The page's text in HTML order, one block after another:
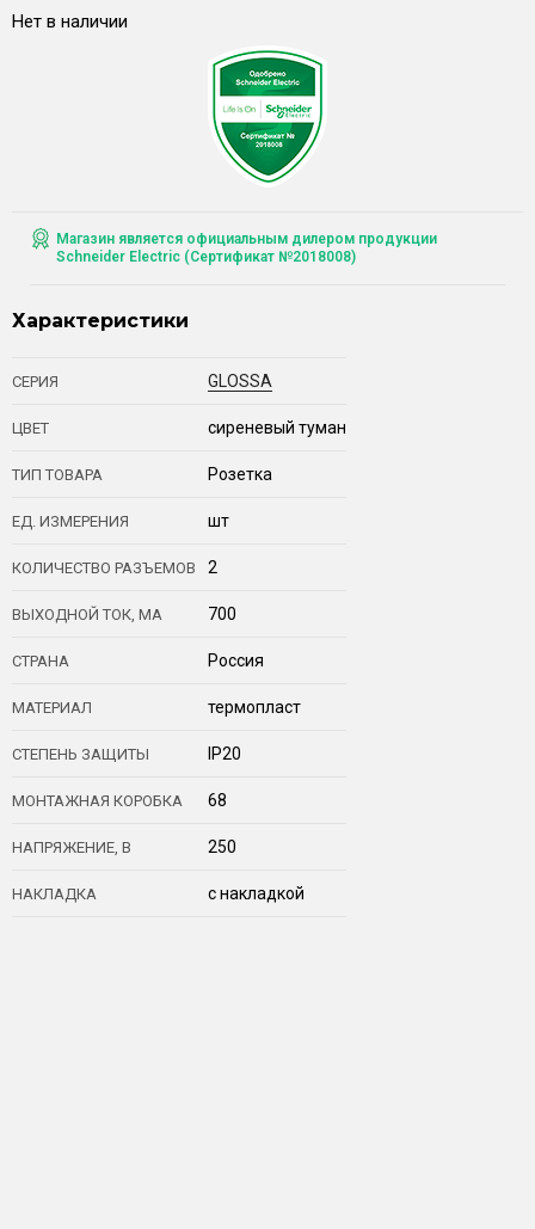
Нет в наличии
Магазин является официальным дилером продукции
Schneider Electric (Сертификат №2018008)
Характеристики
СЕРИЯ GLOSSA
ЦВЕТ сиреневый туман
ТИП ТОВАРА Розетка
ЕД. ИЗМЕРЕНИЯ шт
КОЛИЧЕСТВО РАЗЪЕМОВ 2
ВЫХОДНОЙ ТОК, МА 700
СТРАНА Россия
МАТЕРИАЛ термопласт
СТЕПЕНЬ ЗАЩИТЫ IP20
МОНТАЖНАЯ КОРОБКА 68
НАПРЯЖЕНИЕ, В 250
НАКЛАДКА с накладкой